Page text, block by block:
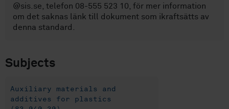
@sis.se, telefon 08-555 523 10, för mer information
om det saknas länk till dokument som ikraftsätts av
denna standard.
Subjects
Auxiliary materials and
additives for plastics